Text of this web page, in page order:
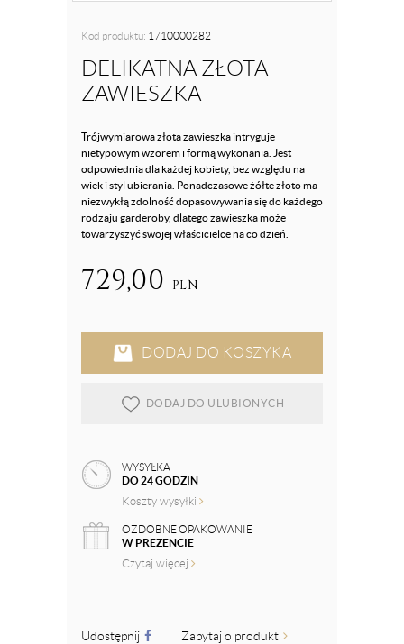
Kod produktu: 1710000282
DELIKATNA ZŁOTA
ZAWIESZKA
Trójwymiarowa złota zawieszka intryguje
nietypowym wzorem i formą wykonania. Jest
odpowiednia dla każdej kobiety, bez względu na
wiek i styl ubierania. Ponadczasowe żółte złoto ma
niezwykłą zdolność dopasowywania się do każdego
rodzaju garderoby, dlatego zawieszka może
towarzyszyć swojej właścicielce na co dzień.
729,00 PLN
DODAJ DO KOSZYKA
DODAJ DO ULUBIONYCH
WYSYŁKA
DO 24 GODZIN
Koszty wysyłki
OZDOBNE OPAKOWANIE
W PREZENCIE
Czytaj więcej
Udostępnij Zapytaj o produkt